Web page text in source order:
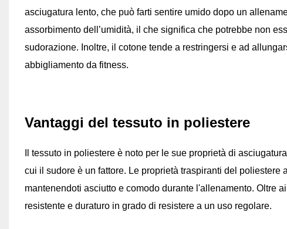
asciugatura lento, che può farti sentire umido dopo un
assorbimento dell’umidità, il che significa che potrebbe non
sudorazione. Inoltre, il cotone tende a restringersi e ad
abbigliamento da fitness.
Vantaggi del tessuto in poliestere
Il tessuto in poliestere è noto per le sue proprietà di
cui il sudore è un fattore. Le proprietà traspiranti del
mantenendoti asciutto e comodo durante l'allenamento. Oltre
resistente e duraturo in grado di resistere a un uso regolare.